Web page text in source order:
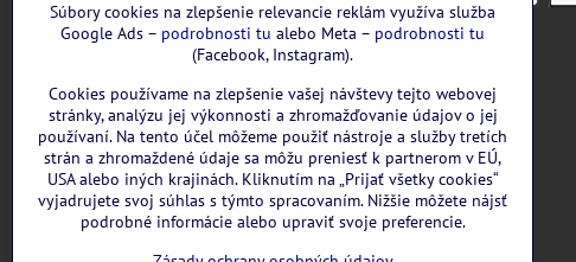
Súbory cookies na zlepšenie relevancie reklám využíva služba
Google Ads – podrobnosti tu alebo Meta – podrobnosti tu
(Facebook, Instagram).
Cookies používame na zlepšenie vašej návštevy tejto webovej
stránky, analýzu jej výkonnosti a zhromažďovanie údajov o jej
používaní. Na tento účel môžeme použiť nástroje a služby tretích
strán a zhromaždené údaje sa môžu preniesť k partnerom v EÚ,
USA alebo iných krajinách. Kliknutím na „Prijať všetky cookies“
vyjadrujete svoj súhlas s týmto spracovaním. Nižšie môžete nájsť
podrobné informácie alebo upraviť svoje preferencie.